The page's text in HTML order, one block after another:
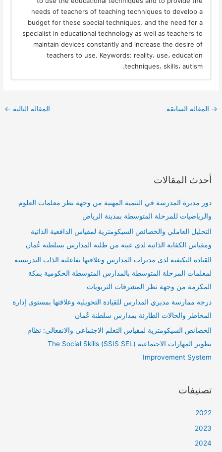
needs of teachers of teaching techniques to develop a
budget for these special techniques، and the need for a
specialist in educational technology as well as teachers to
maintain devices constantly and increase the desire of
teachers to use. Keywords: reality، use، education
techniques، skills، autism.
→ المقالة السابقة المقالة التالية ←
أحدث المقالات
دور مديرة المدرسة في التنمية المهنية من وجهة نظر معلمات العلوم
والرياضيات للمرحلة المتوسطة بمدينة الرياض
التحليل العاملي والخصائص السيكومترية لمقياس الدافعية الذاتية
ومقياس الكفاية الذاتية لدى عينة من طلبة المدارس بسلطنة عُمان
القيادة التكيفية لدى مديرات المدارس وعلاقتها بفاعلية الذات التدريسية
لمعلمات المرحلة المتوسطة بالمدارس المتوسطة الحكومية بمكة
المكرمة من وجهة نظر المشرفات التربويات
درجة ممارسة مديري المدارس للقيادة التحويلية وعلاقتها بمستوى إدارة
المخاطر والحالات الطارئة بمدارس سلطنة عُمان
الخصائص السيكومترية لمقياس التعلم الاجتماعي والانفعالي: نظام
تطوير المهارات الاجتماعية (SSIS SEL) The Social Skills
Improvement System
تصنيفات
2022
2023
2024